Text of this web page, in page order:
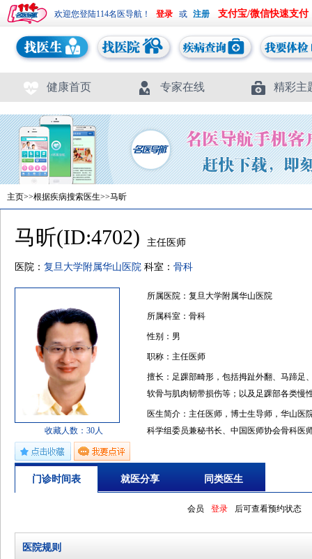
欢迎您登陆114名医导航！ 或 支付宝/微信快速支付
健康首页 专家在线 精彩主
主页>>根据疾病搜索医生>>马昕
马昕(ID:4702) 主任医师
医院： 复旦大学附属华山医院 科室： 骨科
收藏人数：30人
所属医院：复旦大学附属华山医院
所属科室：骨科
性别：男
职称：主任医师
擅长：足踝部畸形，包括拇趾外翻、马蹄足
软骨与肌肉韧带损伤等；以及足踝部各类慢
医生简介：主任医师，博士生导师，华山医
科学组委员兼秘书长、中国医师协会骨科医
医学会上海市灾难医学分会副主任委员、中
伤分会秘书。一直致力于足踝外科的基础与
2011年度获得AOFAStravelingfellow(美国
省总院等医疗机构做访问学者。《
门诊时间表 就医分享 同类医生
会员 登录 后可查看预约状态
医院规则